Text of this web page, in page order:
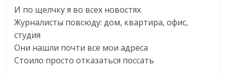
И по щелчку я во всех новостях
Журналисты повсюду: дом, квартира, офис,
студия
Они нашли почти все мои адреса
Стоило просто отказаться поссать